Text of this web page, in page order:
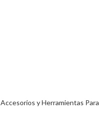
Accesorios y Herramientas Para